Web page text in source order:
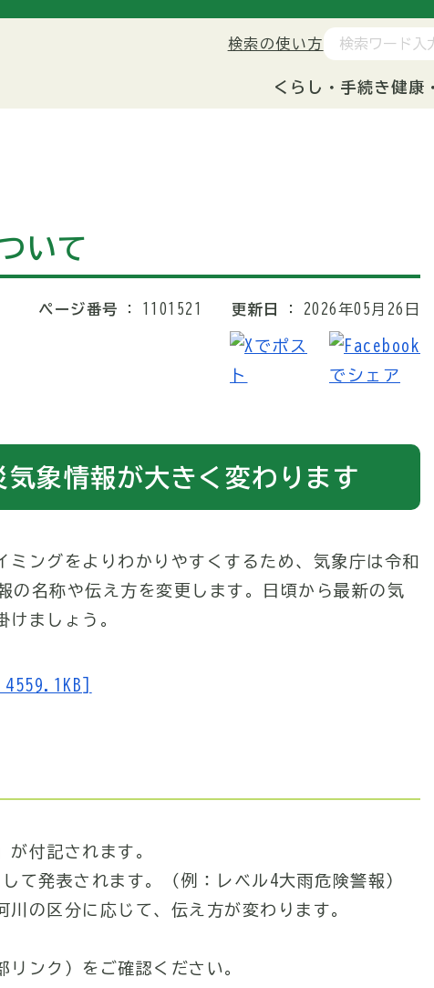
くらし・手続き健康
検索の使い方
いて
ページ番号 1101521 更新日 2026年05月26日
象情報が大きく変わります
ングをよりわかりやすくするため、気象庁は令和
の名称や伝え方を変更します。日頃から最新の気
けましょう。
が付記されます。
て発表されます。（例：レベル4大雨危険警報）
川の区分に応じて、伝え方が変わります。
ンク）をご確認ください。